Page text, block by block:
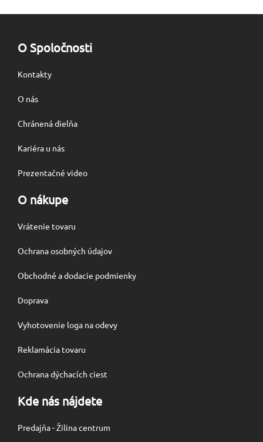
O Spoločnosti
Kontakty
O nás
Chránená dielňa
Kariéra u nás
Prezentačné video
O nákupe
Vrátenie tovaru
Ochrana osobných údajov
Obchodné a dodacie podmienky
Doprava
Vyhotovenie loga na odevy
Reklamácia tovaru
Ochrana dýchacích ciest
Kde nás nájdete
Predajňa - Žilina centrum